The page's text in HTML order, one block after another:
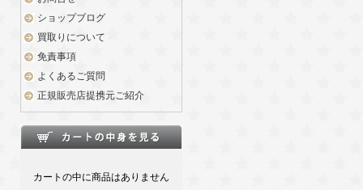
ショップブログ
買取りについて
免責事項
よくあるご質問
正規販売店提携元ご紹介
カートの中に商品はありません